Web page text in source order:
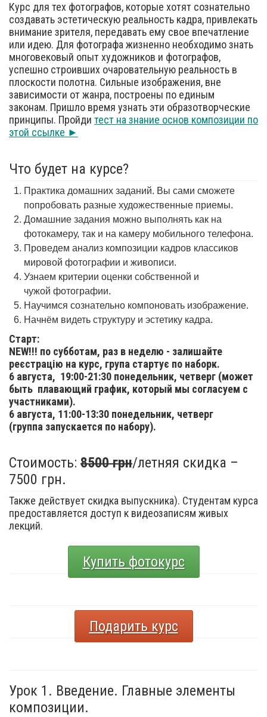
Курс для тех фотографов, которые хотят сознательно
создавать эстетическую реальность кадра, привлекать
внимание зрителя, передавать ему свое впечатление
или идею. Для фотографа жизненно необходимо знать
многовековый опыт художников и фотографов,
успешно строивших очаровательную реальность в
плоскости полотна. Сильные изображения, вне
зависимости от жанра, построены по единым
законам. Пришло время узнать эти образотворческие
принципы. Пройди тест на знание основ композиции по
этой ссылке ►
Что будет на курсе?
Практика домашних заданий. Вы сами сможете
попробовать разные художественные приемы.
Домашние задания можно выполнять как на
фотокамеру, так и на камеру мобильного телефона.
Проведем анализ композиции кадров классиков
мировой фотографии и живописи.
Узнаем критерии оценки собственной и
чужой фотографии.
Научимся сознательно компоновать изображение.
Начнём видеть структуру и эстетику кадра.
Старт:
NEW!!! по субботам, раз в неделю - залишайте
реєстрацію на курс, група стартує по наборк.
6 августа, 19:00-21:30 понедельник, четверг (может
быть плавающий график, который мы согласуем с
участниками).
6 августа, 11:00-13:30 понедельник, четверг
(группа запускается по набору).
Стоимость: 8500 грн/летняя скидка –
7500 грн.
Также действует скидка выпускника). Студентам курса
предоставляется доступ к видеозаписям живых
лекций.
Купить фотокурс
Подарить курс
Урок 1. Введение. Главные элементы
композиции.